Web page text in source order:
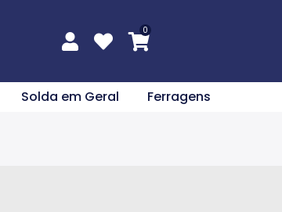
Solda em Geral Ferragens